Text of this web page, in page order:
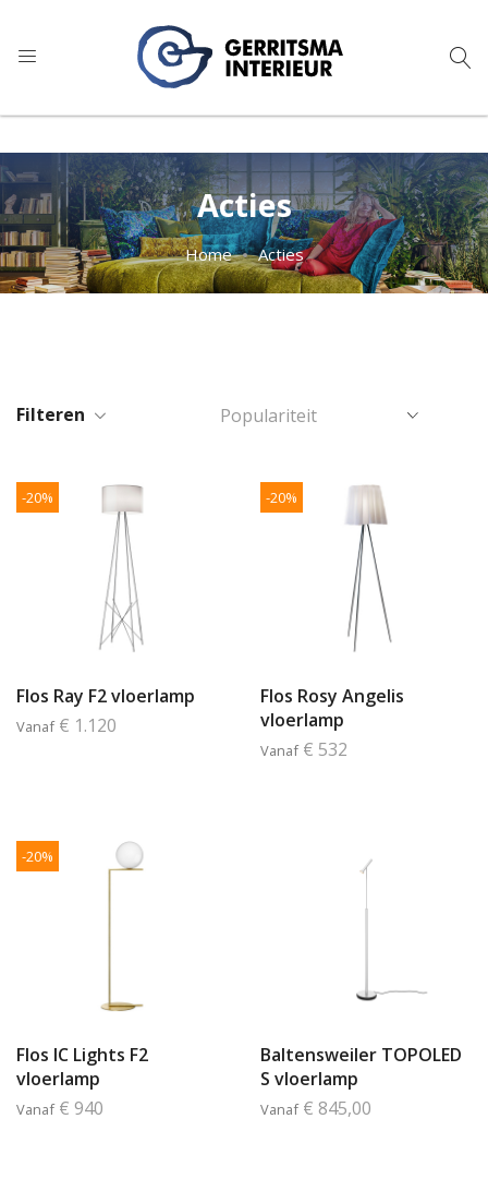
9
Acties
Home Acties
Filteren
-20%
Flos Ray F2 vloerlamp
Vanaf € 1.120
-20%
Flos Rosy Angelis
vloerlamp
Vanaf € 532
-20%
Flos IC Lights F2
vloerlamp
Vanaf € 940
Baltensweiler TOPOLED
S vloerlamp
Vanaf € 845,00